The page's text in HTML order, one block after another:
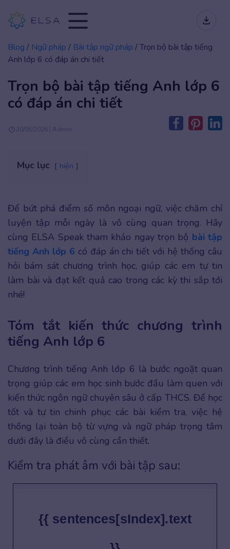
Blog / Ngữ pháp / Bài tập ngữ pháp /Trọn bộ bài tập tiếng
Anh lớp 6 có đáp án chi tiết
Trọn bộ bài tập tiếng Anh lớp 6
có đáp án chi tiết
20/05/2026 | Admin
Mục lục hiện
Để bứt phá điểm số môn ngoại ngữ, việc chăm chỉ
luyện tập mỗi ngày là vô cùng quan trọng. Hãy
cùng ELSA Speak tham khảo ngay trọn bộ bài tập
tiếng Anh lớp 6 có đáp án chi tiết với hệ thống câu
hỏi bám sát chương trình học, giúp các em tự tin
làm bài và đạt kết quả cao trong các kỳ thi sắp tới
nhé!
Tóm tắt kiến thức chương trình
tiếng Anh lớp 6
Chương trình tiếng Anh lớp 6 là bước ngoặt quan
trọng giúp các em học sinh bước đầu làm quen với
kiến thức ngôn ngữ chuyên sâu ở cấp THCS. Để học
tốt và tự tin chinh phục các bài kiểm tra, việc hệ
thống lại toàn bộ từ vựng và ngữ pháp trọng tâm
dưới đây là điều vô cùng cần thiết.
Kiểm tra phát âm với bài tập sau:
{{ sentences[sIndex].text